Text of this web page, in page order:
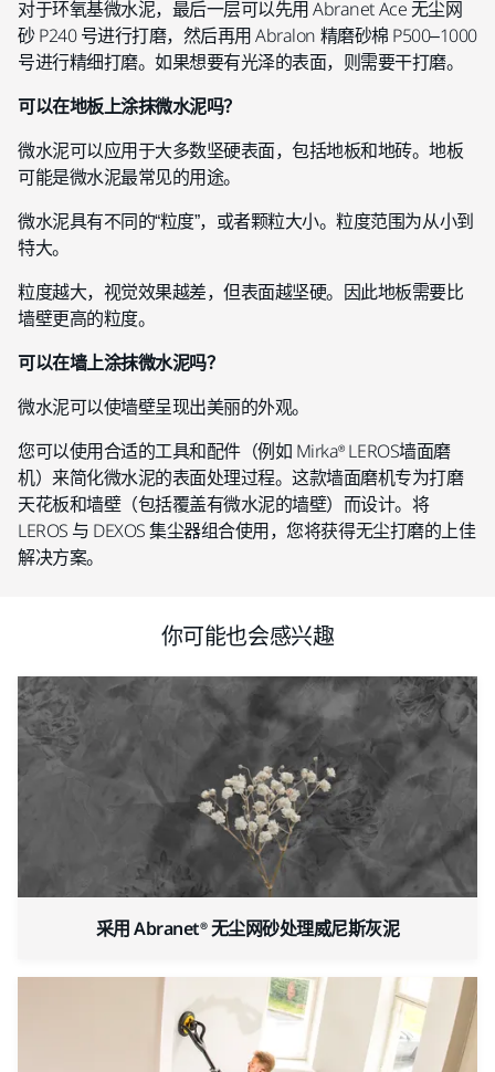
对于环氧基微水泥，最后一层可以先用 Abranet Ace 无尘网
砂 P240 号进行打磨，然后再用 Abralon 精磨砂棉 P500–1000
号进行精细打磨。如果想要有光泽的表面，则需要干打磨。
可以在地板上涂抹微水泥吗？
微水泥可以应用于大多数坚硬表面，包括地板和地砖。地板
可能是微水泥最常见的用途。
微水泥具有不同的“粒度”，或者颗粒大小。粒度范围为从小到
特大。
粒度越大，视觉效果越差，但表面越坚硬。因此地板需要比
墙壁更高的粒度。
可以在墙上涂抹微水泥吗？
微水泥可以使墙壁呈现出美丽的外观。
您可以使用合适的工具和配件（例如 Mirka® LEROS墙面磨
机）来简化微水泥的表面处理过程。这款墙面磨机专为打磨
天花板和墙壁（包括覆盖有微水泥的墙壁）而设计。将
LEROS 与 DEXOS 集尘器组合使用，您将获得无尘打磨的上佳
解决方案。
你可能也会感兴趣
采用 Abranet® 无尘网砂处理威尼斯灰泥